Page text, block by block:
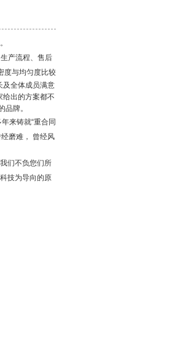
产流程、售后
度与均匀度比较
及全体成员满意
给出的方案都不
品牌。
来铸就“重合同
磨难， 曾经风
们不负您们所
技为导向的原